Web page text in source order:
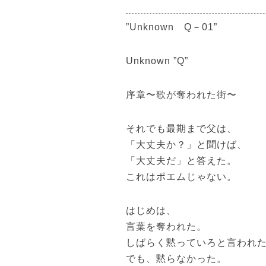
”Unknown Q－01”
Unknown ”Q”
序章〜歌が奪われた街〜
それでも最期まで父は、
「大丈夫か？」と聞けば、
「大丈夫だ」と答えた。
これはポエムじゃない。
はじめは、
言葉を奪われた。
しばらく黙っていろと言われ
でも、黙らなかった。